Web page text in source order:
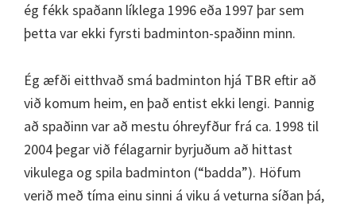
ég fékk spaðann líklega 1996 eða 1997 þar sem
þetta var ekki fyrsti badminton-spaðinn minn.
Ég æfði eitthvað smá badminton hjá TBR eftir að
við komum heim, en það entist ekki lengi. Þannig
að spaðinn var að mestu óhreyfður frá ca. 1998 til
2004 þegar við félagarnir byrjuðum að hittast
vikulega og spila badminton (“badda”). Höfum
verið með tíma einu sinni á viku á veturna síðan þá,